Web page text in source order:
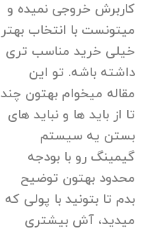
کاربرش خروجی نمیده و
میتونست با انتخاب بهتر
خیلی خرید مناسب تری
داشته باشه. تو این
مقاله میخوام بهتون چند
تا از باید ها و نباید های
بستن یه سیستم
گیمینگ رو با بودجه
محدود بهتون توضیح
بدم تا بتونید با پولی که
میدید، آش بیشتری